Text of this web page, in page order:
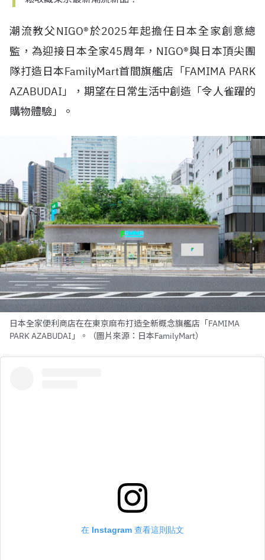
潮流教父NIGO®於2025年起擔任日本全家創意總
監，為迎接日本全家45周年，NIGO®與日本頂尖團
隊打造日本FamilyMart首間旗艦店「FAMIMA PARK
AZABUDAI」，期望在日常生活中創造「令人雀躍的
購物體驗」。
日本全家便利商店在在東京麻布打造全新概念旗艦店「FAMIMA
PARK AZABUDAI」。（圖片來源：日本FamilyMart）
在 Instagram 查看這則貼文